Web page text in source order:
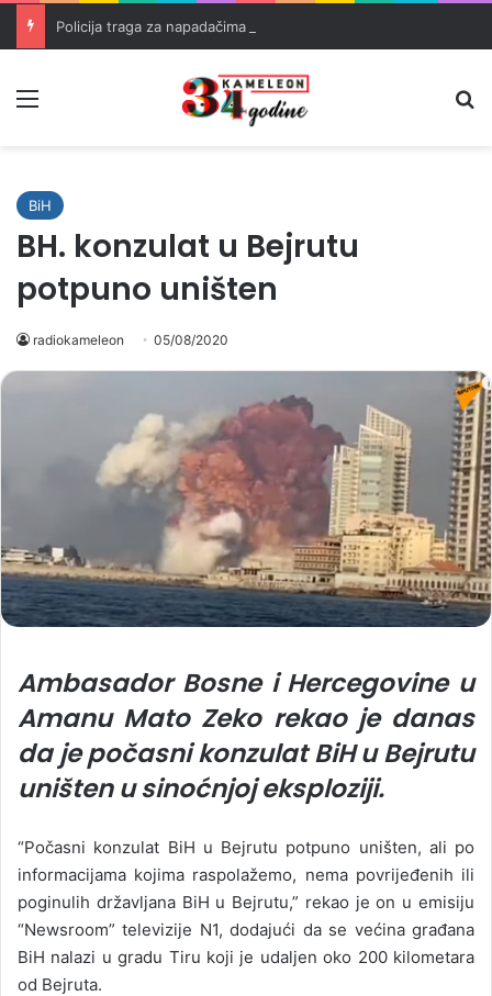
Policija traga za napadačima nakon pucnjave u Brčkom
BiH
BH. konzulat u Bejrutu
potpuno uništen
radiokameleon 05/08/2020
Ambasador Bosne i Hercegovine u
Amanu Mato Zeko rekao je danas
da je počasni konzulat BiH u Bejrutu
uništen u sinoćnjoj eksploziji.
“Počasni konzulat BiH u Bejrutu potpuno uništen, ali po
informacijama kojima raspolažemo, nema povrijeđenih ili
poginulih državljana BiH u Bejrutu,” rekao je on u emisiju
“Newsroom” televizije N1, dodajući da se većina građana
BiH nalazi u gradu Tiru koji je udaljen oko 200 kilometara
od Bejruta.